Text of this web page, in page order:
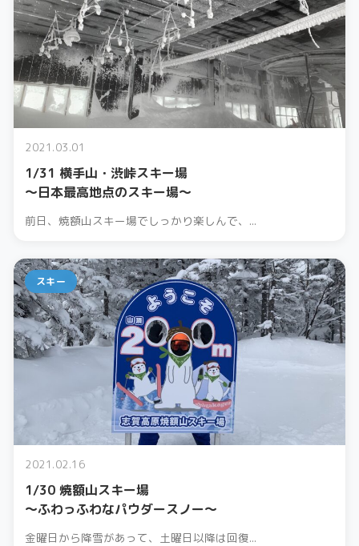
2021.03.01
1/31 横手山・渋峠スキー場
〜日本最高地点のスキー場〜
前日、焼額山スキー場でしっかり楽しんで、...
スキー
2021.02.16
1/30 焼額山スキー場
〜ふわっふわなパウダースノー〜
金曜日から降雪があって、土曜日以降は回復...